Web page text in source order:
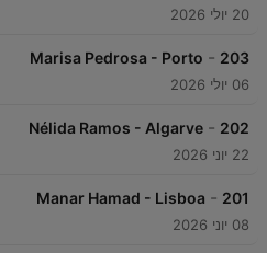
20 יולי 2026
203
-
Marisa Pedrosa - Porto
06 יולי 2026
202
-
Nélida Ramos - Algarve
22 יוני 2026
201
-
Manar Hamad - Lisboa
08 יוני 2026